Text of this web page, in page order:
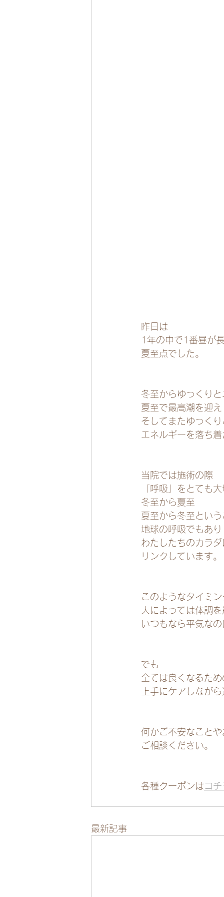
昨日は
1年の中で1番昼が
夏至点でした。
冬至からゆっくり
夏至で最高潮を迎え
そしてまたゆっく
エネルギーを落ち
当院では施術の際
「呼吸」をとても
冬至から夏至
夏至から冬至とい
地球の呼吸でもあり
わたしたちのカラ
リンクしています。
このようなタイミ
人によっては体調
いつもなら平気な
でも
全ては良くなるた
上手にケアしなが
何かご不安なこと
ご相談ください。
各種クーポンはコチ
最新記事